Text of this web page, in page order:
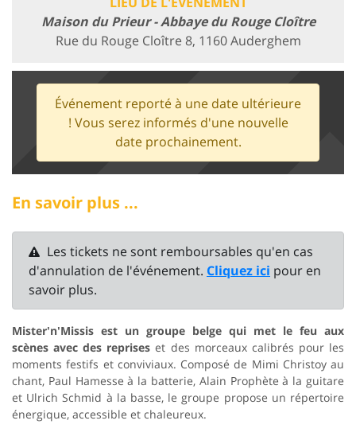
Maison du Prieur - Abbaye du Rouge Cloître
Rue du Rouge Cloître 8, 1160 Auderghem
Événement reporté à une date ultérieure
! Vous serez informés d'une nouvelle
date prochainement.
En savoir plus ...
Les tickets ne sont remboursables qu'en cas
d'annulation de l'événement. Cliquez ici pour en
savoir plus.
Mister'n'Missis est un groupe belge qui met le feu aux
scènes avec des reprises et des morceaux calibrés pour les
moments festifs et conviviaux. Composé de Mimi Christoy au
chant, Paul Hamesse à la batterie, Alain Prophète à la guitare
et Ulrich Schmid à la basse, le groupe propose un répertoire
énergique, accessible et chaleureux.